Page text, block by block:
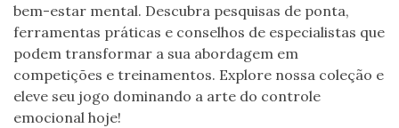
bem-estar mental. Descubra pesquisas de ponta,
ferramentas práticas e conselhos de especialistas que
podem transformar a sua abordagem em
competições e treinamentos. Explore nossa coleção e
eleve seu jogo dominando a arte do controle
emocional hoje!